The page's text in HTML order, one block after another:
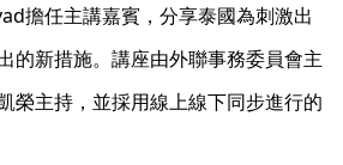
擔任主講嘉賓，分享泰國為刺激出
的新措施。講座由外聯事務委員會主
榮主持，並採用線上線下同步進行的